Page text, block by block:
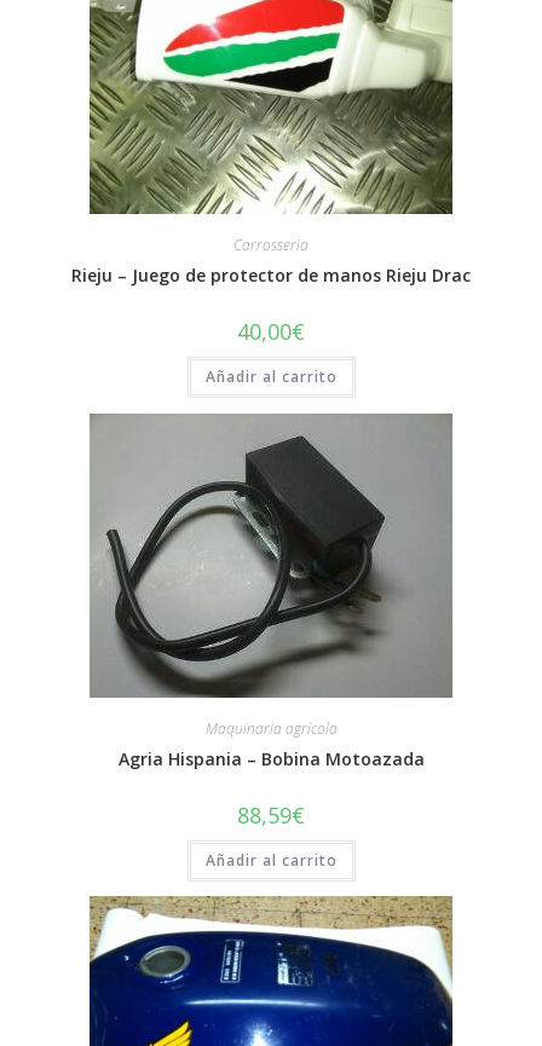
Carrosseria
Rieju – Juego de protector de manos Rieju Drac
40,00€
Añadir al carrito
Maquinaria agrícola
Agria Hispania – Bobina Motoazada
88,59€
Añadir al carrito